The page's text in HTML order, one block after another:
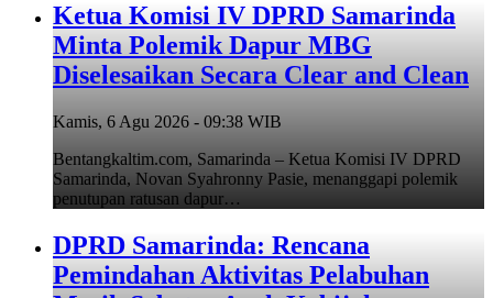
Ketua Komisi IV DPRD Samarinda
Minta Polemik Dapur MBG
Diselesaikan Secara Clear and Clean
Kamis, 6 Agu 2026 - 09:38 WIB
Bentangkaltim.com, Samarinda – Ketua Komisi IV DPRD
Samarinda, Novan Syahronny Pasie, menanggapi polemik
penutupan ratusan dapur…
DPRD Samarinda: Rencana
Pemindahan Aktivitas Pelabuhan